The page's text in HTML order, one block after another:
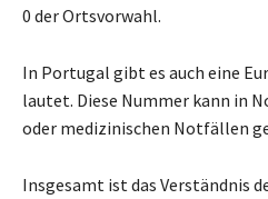
0 der Ortsvorwahl.
In Portugal gibt es auch eine
lautet. Diese Nummer kann in
oder medizinischen Notfällen
Insgesamt ist das Verständnis